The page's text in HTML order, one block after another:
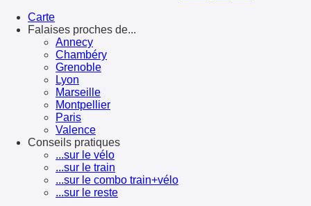
Carte
Falaises proches de...
Annecy
Chambéry
Grenoble
Lyon
Marseille
Montpellier
Paris
Valence
Conseils pratiques
...sur le vélo
...sur le train
...sur le combo train+vélo
...sur le reste